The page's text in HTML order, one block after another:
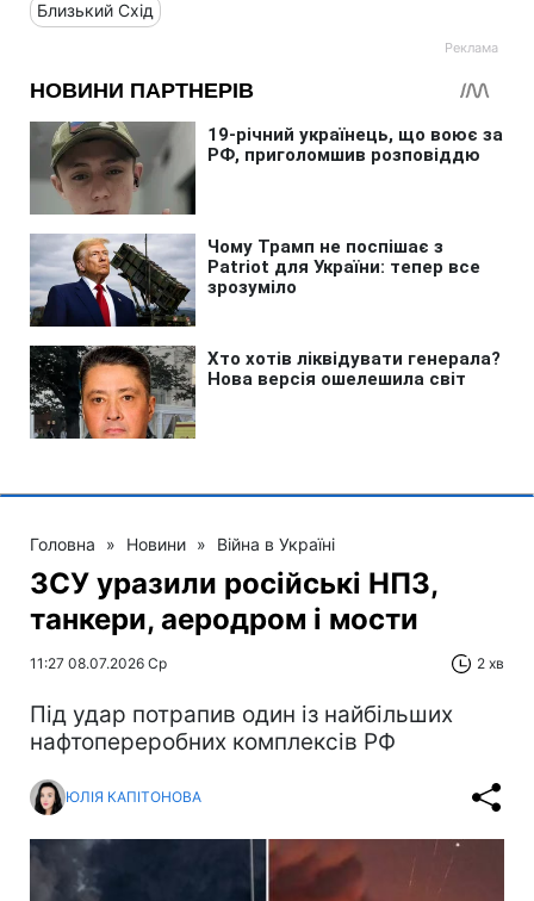
Близький Схід
Головна » Новини » Війна в Україні
ЗСУ уразили російські НПЗ,
танкери, аеродром і мости
11:27 08.07.2026 Ср 2 хв
Під удар потрапив один із найбільших
нафтопереробних комплексів РФ
ЮЛІЯ КАПІТОНОВА